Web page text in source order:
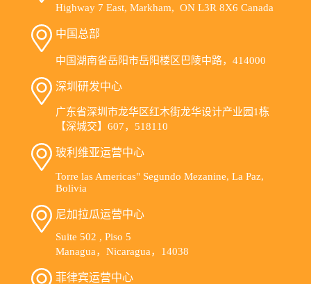
Highway 7 East, Markham, ON L3R 8X6 Canada
中国总部
中国湖南省岳阳市岳阳楼区巴陵中路，414000
深圳研发中心
广东省深圳市龙华区红木街龙华设计产业园1栋
【深城交】607，518110
玻利维亚运营中心
Torre las Americas" Segundo Mezanine, La Paz,
Bolivia
尼加拉瓜运营中心
Suite 502 , Piso 5
Managua，Nicaragua，14038
菲律宾运营中心